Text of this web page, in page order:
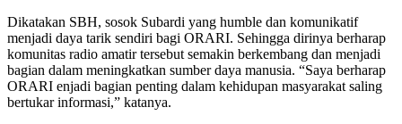
Dikatakan SBH, sosok Subardi yang humble dan komunikatif
menjadi daya tarik sendiri bagi ORARI. Sehingga dirinya berharap
komunitas radio amatir tersebut semakin berkembang dan menjadi
bagian dalam meningkatkan sumber daya manusia. “Saya berharap
ORARI enjadi bagian penting dalam kehidupan masyarakat saling
bertukar informasi,” katanya.